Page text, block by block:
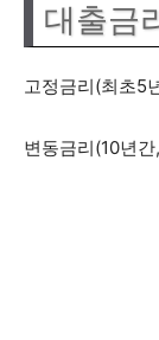
대출금
고정금리(최초5
변동금리(10년